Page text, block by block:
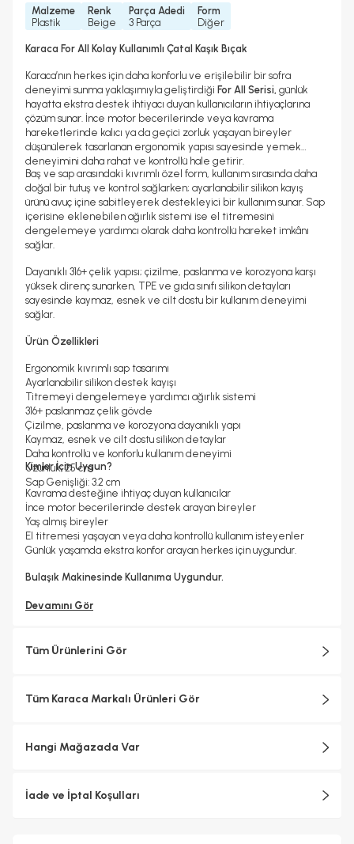
Malzeme
Plastik
Renk
Beige
Parça Adedi
3 Parça
Form
Diğer
Karaca For All Kolay Kullanımlı Çatal Kaşık Bıçak
Karaca’nın herkes için daha konforlu ve erişilebilir bir sofra
deneyimi sunma yaklaşımıyla geliştirdiği For All Serisi, günlük
hayatta ekstra destek ihtiyacı duyan kullanıcıların ihtiyaçlarına
çözüm sunar. İnce motor becerilerinde veya kavrama
hareketlerinde kalıcı ya da geçici zorluk yaşayan bireyler
düşünülerek tasarlanan ergonomik yapısı sayesinde yemek
deneyimini daha rahat ve kontrollü hale getirir.
Baş ve sap arasındaki kıvrımlı özel form, kullanım sırasında daha
doğal bir tutuş ve kontrol sağlarken; ayarlanabilir silikon kayış
ürünü avuç içine sabitleyerek destekleyici bir kullanım sunar. Sap
içerisine eklenebilen ağırlık sistemi ise el titremesini
dengelemeye yardımcı olarak daha kontrollü hareket imkânı
sağlar.
Dayanıklı 316+ çelik yapısı; çizilme, paslanma ve korozyona karşı
yüksek direnç sunarken, TPE ve gıda sınıfı silikon detayları
sayesinde kaymaz, esnek ve cilt dostu bir kullanım deneyimi
sağlar.
Ürün Özellikleri
Ergonomik kıvrımlı sap tasarımı
Ayarlanabilir silikon destek kayışı
Titremeyi dengelemeye yardımcı ağırlık sistemi
316+ paslanmaz çelik gövde
Çizilme, paslanma ve korozyona dayanıklı yapı
Kaymaz, esnek ve cilt dostu silikon detaylar
Daha kontrollü ve konforlu kullanım deneyimi
Uzunluk: 25 cm
Sap Genişliği: 3.2 cm
Kimler İçin Uygun?
Kavrama desteğine ihtiyaç duyan kullanıcılar
İnce motor becerilerinde destek arayan bireyler
Yaş almış bireyler
El titremesi yaşayan veya daha kontrollü kullanım isteyenler
Günlük yaşamda ekstra konfor arayan herkes için uygundur.
Bulaşık Makinesinde Kullanıma Uygundur.
Devamını Gör
Tüm Ürünlerini Gör
Tüm Karaca Markalı Ürünleri Gör
Hangi Mağazada Var
İade ve İptal Koşulları